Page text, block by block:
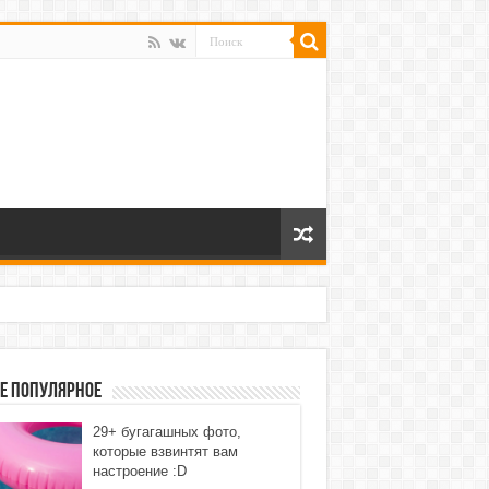
популярное
29+ бугагашных фото,
которые взвинтят вам
настроение :D